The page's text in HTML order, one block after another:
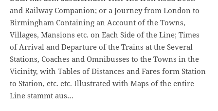
and Railway Companion; or a Journey from London to
Birmingham Containing an Account of the Towns,
Villages, Mansions etc. on Each Side of the Line; Times
of Arrival and Departure of the Trains at the Several
Stations, Coaches and Omnibusses to the Towns in the
Vicinity, with Tables of Distances and Fares form Station
to Station, etc. etc. Illustrated with Maps of the entire
Line stammt aus…